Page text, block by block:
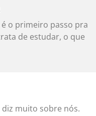
o primeiro passo pra
de estudar, o que
muito sobre nós.